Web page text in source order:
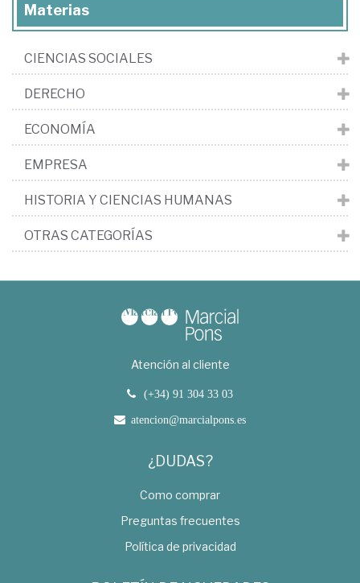
Materias
CIENCIAS SOCIALES
DERECHO
ECONOMÍA
EMPRESA
HISTORIA Y CIENCIAS HUMANAS
OTRAS CATEGORÍAS
Atención al cliente
(+34) 91 304 33 03
atencion@marcialpons.es
¿DUDAS?
Como comprar
Preguntas frecuentes
Política de privacidad